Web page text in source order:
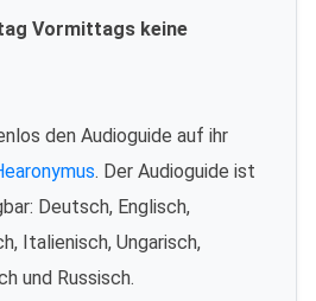
Vormittags keine
den Audioguide auf ihr
. Der Audioguide ist
Deutsch, Englisch,
Italienisch, Ungarisch,
und Russisch.